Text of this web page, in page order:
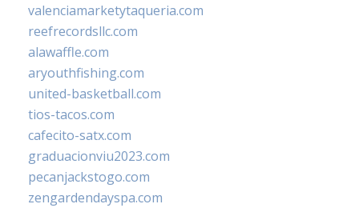
valenciamarketytaqueria.com
reefrecordsllc.com
alawaffle.com
aryouthfishing.com
united-basketball.com
tios-tacos.com
cafecito-satx.com
graduacionviu2023.com
pecanjackstogo.com
zengardendayspa.com